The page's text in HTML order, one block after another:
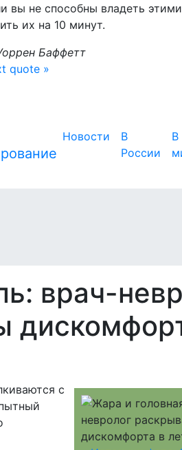
вы не способны владеть
их на 10 минут.
Баффетт
quote »
Новости
В
России
В
врач-
с